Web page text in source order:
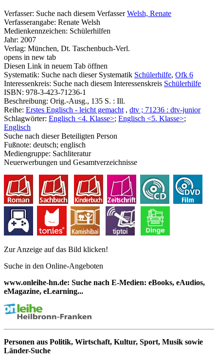
Verfasser: Suche nach diesem Verfasser Welsh, Renate
Verfasserangabe: Renate Welsh
Medienkennzeichen: Schülerhilfen
Jahr: 2007
Verlag: München, Dt. Taschenbuch-Verl.
opens in new tab
Diesen Link in neuem Tab öffnen
Systematik: Suche nach dieser Systematik Schülerhilfe, Ofk 6
Interessenkreis: Suche nach diesem Interessenskreis Schülerhilfe
ISBN: 978-3-423-71236-1
Beschreibung: Orig.-Ausg., 135 S. : Ill.
Reihe: Erstes Englisch - leicht gemacht , dtv ; 71236 : dtv-junior
Schlagwörter: Englisch <4. Klasse>; Englisch <5. Klasse>;
Englisch
Suche nach dieser Beteiligten Person
Fußnote: deutsch; englisch
Mediengruppe: Sachliteratur
Neuerwerbungen und Gesamtverzeichnisse
Zur Anzeige auf das Bild klicken!
Suche in den Online-Angeboten
www.onleihe-hn.de: Suche nach E-Medien: eBooks, eAudios,
eMagazine, eLearning...
Personen aus Politik, Wirtschaft, Kultur, Sport, Musik sowie
Länder-Suche